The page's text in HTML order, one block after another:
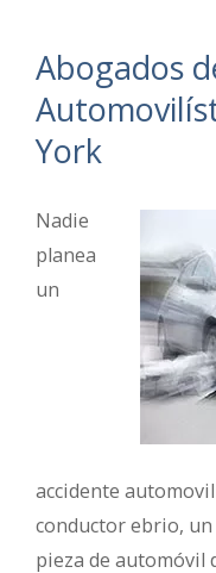
Abogados
York
Nadie
planea
un
accidente
conductor ebrio,
pieza de automóvil